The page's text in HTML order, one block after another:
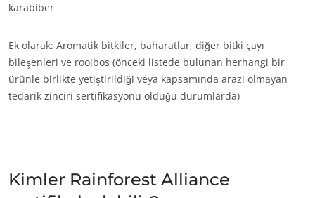
karabiber
Ek olarak: Aromatik bitkiler, baharatlar, diğer bitki çayı
bileşenleri ve rooibos (önceki listede bulunan herhangi bir
ürünle birlikte yetiştirildiği veya kapsamında arazi olmayan
tedarik zinciri sertifikasyonu olduğu durumlarda)
Kimler Rainforest Alliance